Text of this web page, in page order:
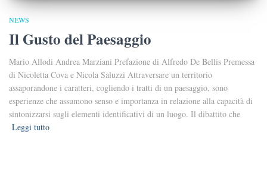
NEWS
Il Gusto del Paesaggio
Mario Allodi Andrea Marziani Prefazione di Alfredo De Bellis Premessa
di Nicoletta Cova e Nicola Saluzzi Attraversare un territorio
assaporandone i caratteri, cogliendo i tratti di un paesaggio, sono
esperienze che assumono senso e importanza in relazione alla capacità di
sintonizzarsi sugli elementi identificativi di un luogo. Il dibattito che
Leggi tutto